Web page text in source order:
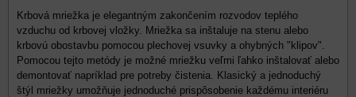
Krbová mriežka je elegantným zakončením rozvodov teplého
vzduchu od krbovej vložky. Mriežka sa inštaluje na stenu alebo
krbovú obostavbu pomocou plechovej vsuvky a ohybných "klipov".
Pomocou tejto metódy je možné mriežku veľmi ľahko inštalovať alebo
demontovať napríklad pre potreby čistenia. Klasický a jednoduchý
štýl mriežky umožňuje jednoduché prispôsobenie každému interiéru